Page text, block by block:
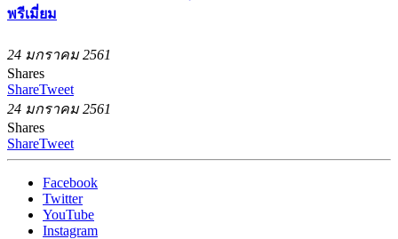
พรีเมี่ยม
24 มกราคม 2561
Shares
ShareTweet
24 มกราคม 2561
Shares
ShareTweet
Facebook
Twitter
YouTube
Instagram